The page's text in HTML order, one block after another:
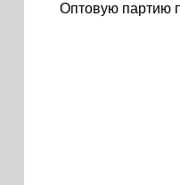
Оптовую партию